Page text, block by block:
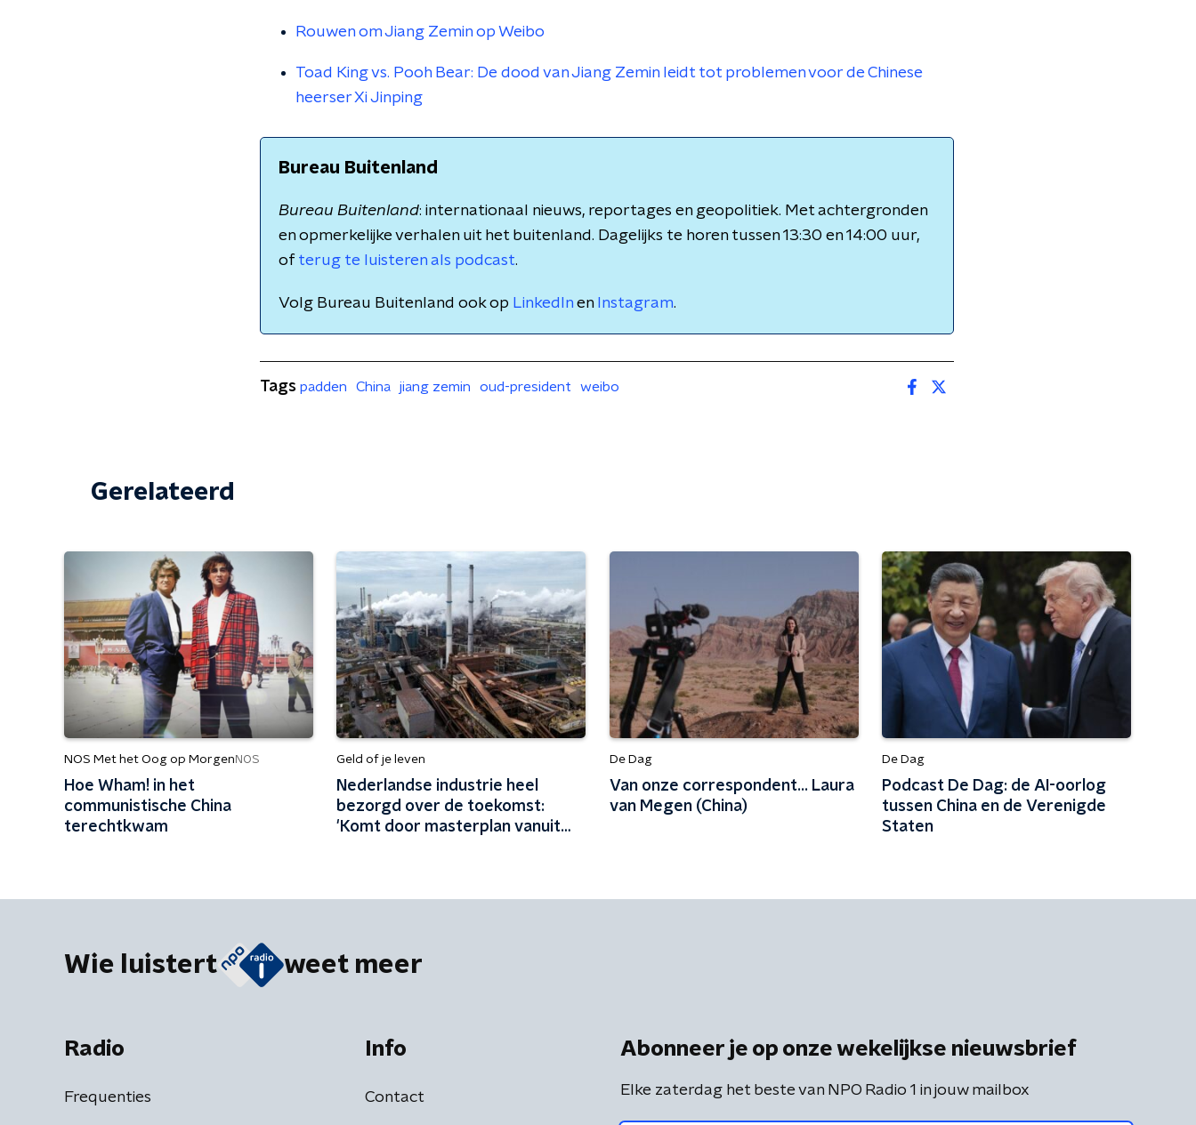
Rouwen om Jiang Zemin op Weibo
Toad King vs. Pooh Bear: De dood van Jiang Zemin leidt tot problemen voor de Chinese
heerser Xi Jinping
Bureau Buitenland
Bureau Buitenland: internationaal nieuws, reportages en geopolitiek. Met achtergronden
en opmerkelijke verhalen uit het buitenland. Dagelijks te horen tussen 13:30 en 14:00 uur,
of terug te luisteren als podcast.
Volg Bureau Buitenland ook op LinkedIn en Instagram.
Tags padden China jiang zemin oud-president weibo
Gerelateerd
NOS Met het Oog op Morgen NOS
Hoe Wham! in het
communistische China
terechtkwam
Geld of je leven
Nederlandse industrie heel
bezorgd over de toekomst:
'Komt door masterplan vanuit
De Dag
Van onze correspondent... Laura
van Megen (China)
De Dag
Podcast De Dag: de AI-oorlog
tussen China en de Verenigde
Staten
Wie luistert weet meer
Radio
Frequenties
Info
Contact
Abonneer je op onze wekelijkse nieuwsbrief
Elke zaterdag het beste van NPO Radio 1 in jouw mailbox